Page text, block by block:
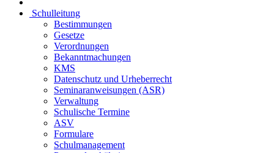
Schulleitung
Bestimmungen
Gesetze
Verordnungen
Bekanntmachungen
KMS
Datenschutz und Urheberrecht
Seminaranweisungen (ASR)
Verwaltung
Schulische Termine
ASV
Formulare
Schulmanagement